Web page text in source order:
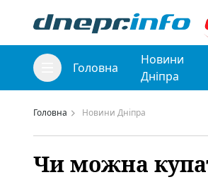
Головна
Новини
Дніпра
Головна Новини Дніпра
Чи можна